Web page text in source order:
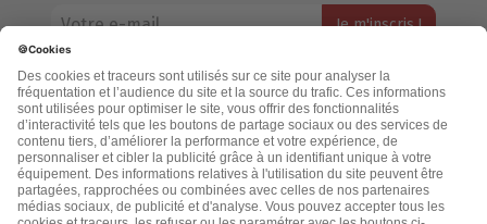
jamais échangée. Pour consulter notre politique de confidentialité,
cliquez ici.
Accueil
Politique de confidentialité